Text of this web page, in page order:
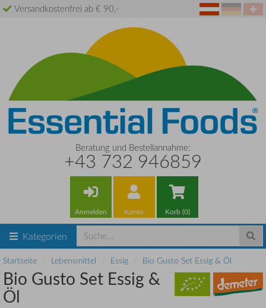
Versandkostenfrei ab € 90,-
Beratung und Bestellannahme:
+43 732 946859
Anmelden Konto Korb (0)
Kategorien
Startseite Lebensmittel Essig Bio Gusto Set Essig & Öl
Bio Gusto Set Essig &
Öl